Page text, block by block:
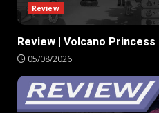
Review
Review | Volcano Princess
05/08/2026